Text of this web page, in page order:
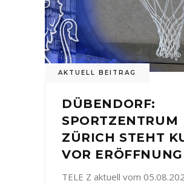
AKTUELL BEITRAG
DÜBENDORF:
SPORTZENTRUM
ZÜRICH STEHT
VOR ERÖFFNUNG
TELE Z aktuell vom